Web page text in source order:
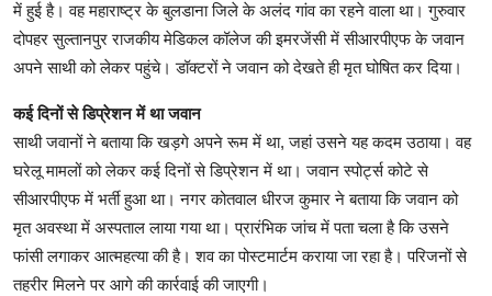
में हुई है। वह महाराष्ट्र के बुलडाना जिले के अलंद गांव का रहने वाला था। गुरुवार
दोपहर सुल्तानपुर राजकीय मेडिकल कॉलेज की इमरजेंसी में सीआरपीएफ के जवान
अपने साथी को लेकर पहुंचे। डॉक्टरों ने जवान को देखते ही मृत घोषित कर दिया।
कई दिनों से डिप्रेशन में था जवान
साथी जवानों ने बताया कि खड़गे अपने रूम में था, जहां उसने यह कदम उठाया। वह
घरेलू मामलों को लेकर कई दिनों से डिप्रेशन में था। जवान स्पोर्ट्स कोटे से
सीआरपीएफ में भर्ती हुआ था। नगर कोतवाल धीरज कुमार ने बताया कि जवान को
मृत अवस्था में अस्पताल लाया गया था। प्रारंभिक जांच में पता चला है कि उसने
फांसी लगाकर आत्महत्या की है। शव का पोस्टमार्टम कराया जा रहा है। परिजनों से
तहरीर मिलने पर आगे की कार्रवाई की जाएगी।